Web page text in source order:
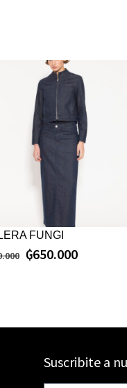
FUNGI
₲650.000
Suscribite a